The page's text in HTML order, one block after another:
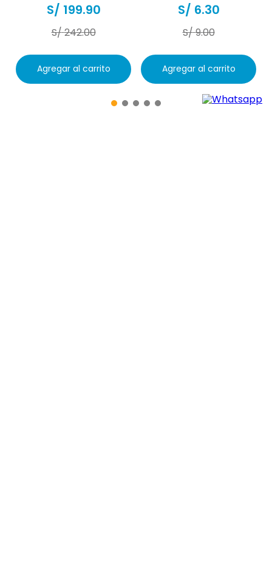
S/ 199.90
S/242.00
Agregar al carrito
S/ 6.30
S/9.00
Agregar al carrito